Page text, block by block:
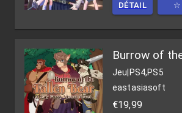
DÉTAIL ☆
Burrow of
Jeu PS4,PS5
eastasiasoft
€19,99